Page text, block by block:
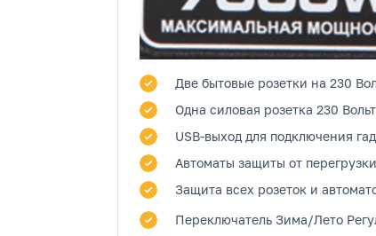
Две бытовые розетки на 230
Одна силовая розетка 230
USB-выход для подключения
Автоматы защиты от
Защита всех розеток и
Переключатель Зима/Лето